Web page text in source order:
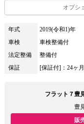
オプシ
年式 2019(令和1)年
車検
車検整備付
法定整備
整備付
保証
[保証付]：24ヶ
フラット７豊
豊
販